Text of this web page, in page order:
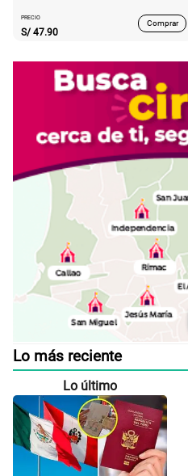
PRECIO
S/ 47.90
Comprar
Lo más reciente
Lo último